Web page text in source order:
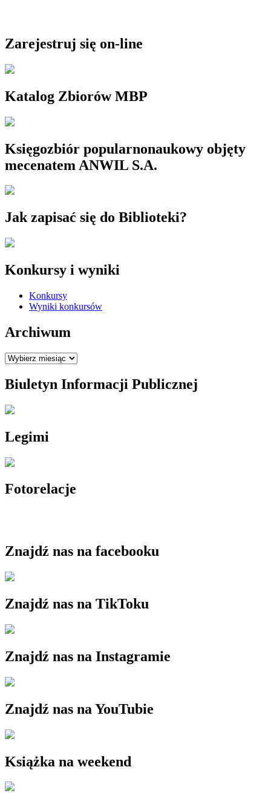
Zarejestruj się on-line
Katalog Zbiorów MBP
Księgozbiór popularnonaukowy objęty
mecenatem ANWIL S.A.
Jak zapisać się do Biblioteki?
Konkursy i wyniki
Konkursy
Wyniki konkursów
Archiwum
Archiwum
Biuletyn Informacji Publicznej
Legimi
Fotorelacje
Znajdź nas na facebooku
Znajdź nas na TikToku
Znajdź nas na Instagramie
Znajdź nas na YouTubie
Książka na weekend